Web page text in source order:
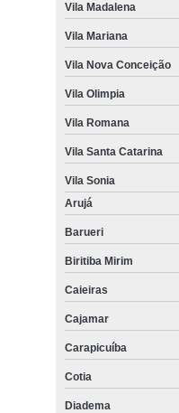
Vila Madalena
Vila Mariana
Vila Nova Conceição
Vila Olimpia
Vila Romana
Vila Santa Catarina
Vila Sonia
Arujá
Barueri
Biritiba Mirim
Caieiras
Cajamar
Carapicuíba
Cotia
Diadema